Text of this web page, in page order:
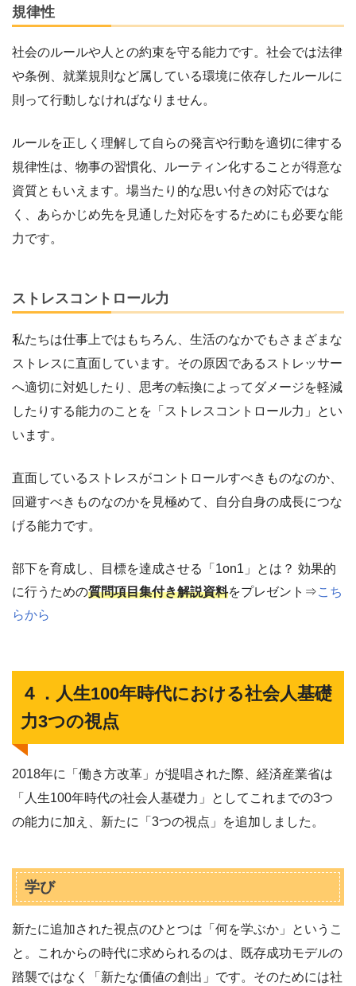
規律性
社会のルールや人との約束を守る能力です。社会では法律
や条例、就業規則など属している環境に依存したルールに
則って行動しなければなりません。
ルールを正しく理解して自らの発言や行動を適切に律する
規律性は、物事の習慣化、ルーティン化することが得意な
資質ともいえます。場当たり的な思い付きの対応ではな
く、あらかじめ先を見通した対応をするためにも必要な能
力です。
ストレスコントロール力
私たちは仕事上ではもちろん、生活のなかでもさまざまな
ストレスに直面しています。その原因であるストレッサー
へ適切に対処したり、思考の転換によってダメージを軽減
したりする能力のことを「ストレスコントロール力」とい
います。
直面しているストレスがコントロールすべきものなのか、
回避すべきものなのかを見極めて、自分自身の成長につな
げる能力です。
部下を育成し、目標を達成させる「1on1」とは？ 効果的
に行うための質問項目集付き解説資料をプレゼント⇒こち
らから
４．人生100年時代における社会人基礎
力3つの視点
2018年に「働き方改革」が提唱された際、経済産業省は
「人生100年時代の社会人基礎力」としてこれまでの3つ
の能力に加え、新たに「3つの視点」を追加しました。
学び
新たに追加された視点のひとつは「何を学ぶか」というこ
と。これからの時代に求められるのは、既存成功モデルの
踏襲ではなく「新たな価値の創出」です。そのためには社